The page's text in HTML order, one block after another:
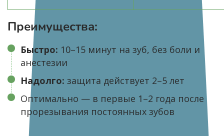
Преимущества:
Быстро: 10–15 минут на зуб, без боли и
анестезии
Надолго: защита действует 2–5 лет
Оптимально — в первые 1–2 года после
прорезывания постоянных зубов